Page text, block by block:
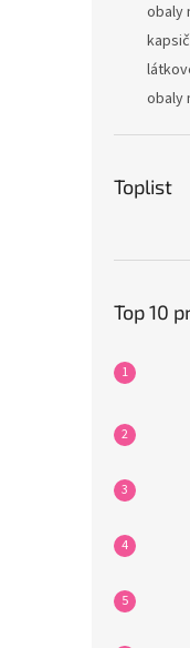
obaly
obaly
Toplist
Top 10